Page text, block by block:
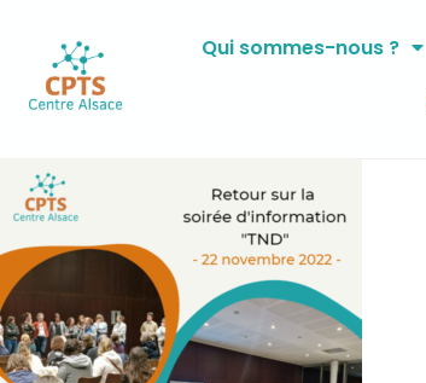
Qui sommes-nous ?